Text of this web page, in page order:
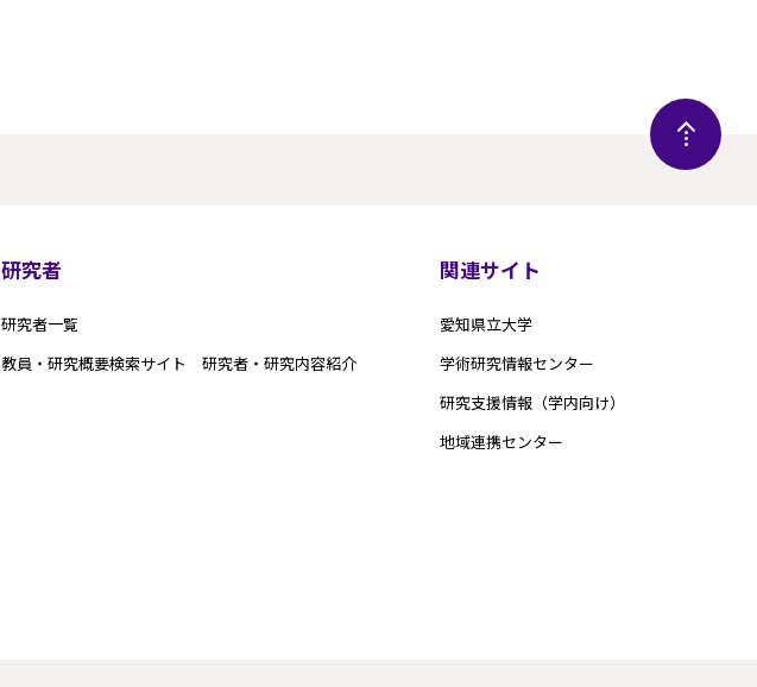
研究者
研究者一覧
教員・研究概要検索サイト 研究者・研究内容紹介
関連サイト
愛知県立大学
学術研究情報センター
研究支援情報（学内向け）
地域連携センター